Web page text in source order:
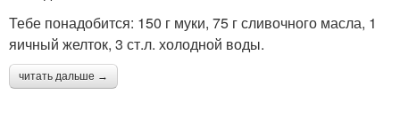
Тебе понадобится: 150 г муки, 75 г сливочного масла, 1
яичный желток, 3 ст.л. холодной воды.
читать дальше →